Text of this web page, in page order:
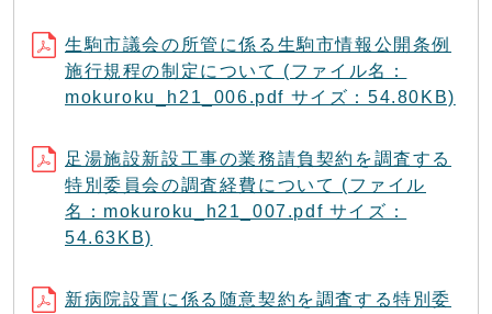
生駒市議会の所管に係る生駒市情報公開条例
施行規程の制定について (ファイル名：
mokuroku_h21_006.pdf サイズ：54.80KB)
足湯施設新設工事の業務請負契約を調査する
特別委員会の調査経費について (ファイル
名：mokuroku_h21_007.pdf サイズ：
54.63KB)
新病院設置に係る随意契約を調査する特別委